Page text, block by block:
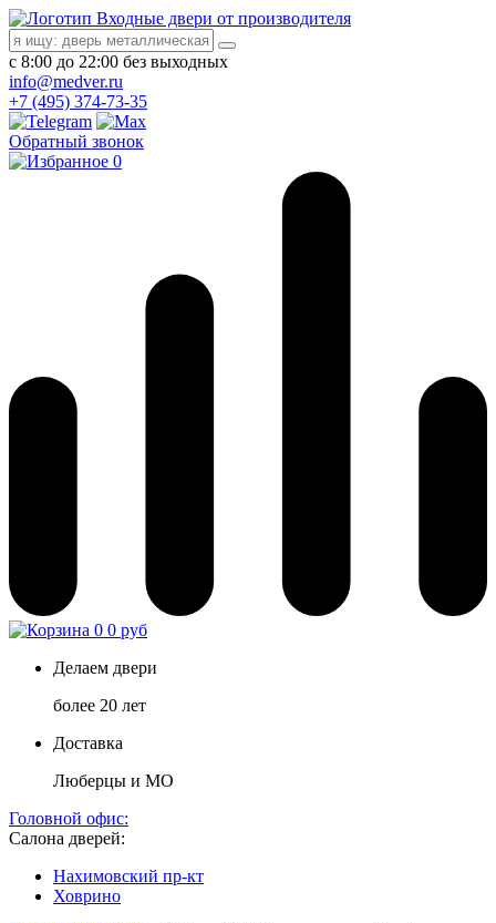
Входные двери от производителя
с 8:00 до 22:00 без выходных
info@medver.ru
+7 (495) 374-73-35
Обратный звонок
0
0 0 руб
Делаем двери
более 20 лет
Доставка
Люберцы и МО
Головной офис:
Салона дверей:
Нахимовский пр-кт
Ховрино